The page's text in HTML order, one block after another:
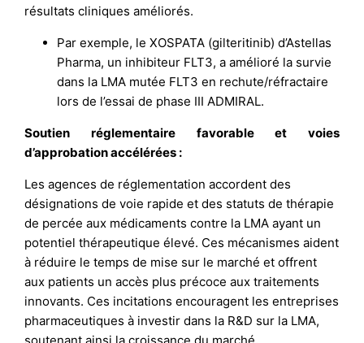
résultats cliniques améliorés.
Par exemple, le XOSPATA (gilteritinib) d’Astellas
Pharma, un inhibiteur FLT3, a amélioré la survie
dans la LMA mutée FLT3 en rechute/réfractaire
lors de l’essai de phase III ADMIRAL.
Soutien réglementaire favorable et voies
d’approbation accélérées :
Les agences de réglementation accordent des
désignations de voie rapide et des statuts de thérapie
de percée aux médicaments contre la LMA ayant un
potentiel thérapeutique élevé. Ces mécanismes aident
à réduire le temps de mise sur le marché et offrent
aux patients un accès plus précoce aux traitements
innovants. Ces incitations encouragent les entreprises
pharmaceutiques à investir dans la R&D sur la LMA,